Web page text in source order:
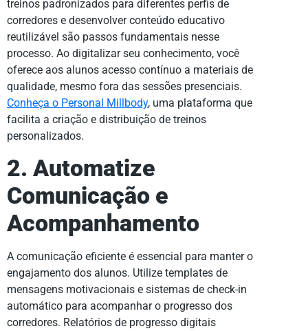
treinos padronizados para diferentes perfis de
corredores e desenvolver conteúdo educativo
reutilizável são passos fundamentais nesse
processo. Ao digitalizar seu conhecimento, você
oferece aos alunos acesso contínuo a materiais de
qualidade, mesmo fora das sessões presenciais.
Conheça o Personal Millbody, uma plataforma que
facilita a criação e distribuição de treinos
personalizados.
2. Automatize
Comunicação e
Acompanhamento
A comunicação eficiente é essencial para manter o
engajamento dos alunos. Utilize templates de
mensagens motivacionais e sistemas de check-in
automático para acompanhar o progresso dos
corredores. Relatórios de progresso digitais